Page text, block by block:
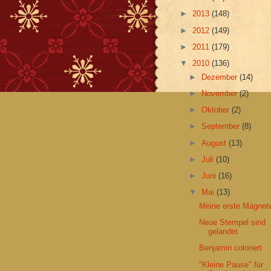
► 2013 (148)
► 2012 (149)
► 2011 (179)
▼ 2010 (136)
► Dezember(14)
►November(2)
►Oktober(2)
► September(8)
►August(13)
►Juli(10)
►Juni(16)
▼
Mai(13)
Meine erste
Neue Stempel sind
gelandet
Benjamin coloriert
"Kleine Pause" für